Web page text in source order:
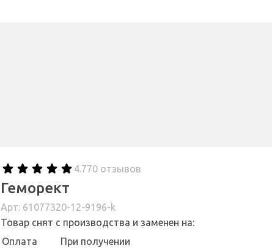
4.770 отзывов
Геморект
Арт: 61077320-12-9196-k
Товар снят с производства и заменен на:
Оплата
При получении